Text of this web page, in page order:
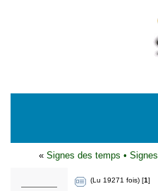
« Signes des temps • Signes
(Lu 19271 fois) [1]